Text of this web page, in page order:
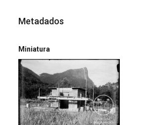
Metadados
Miniatura